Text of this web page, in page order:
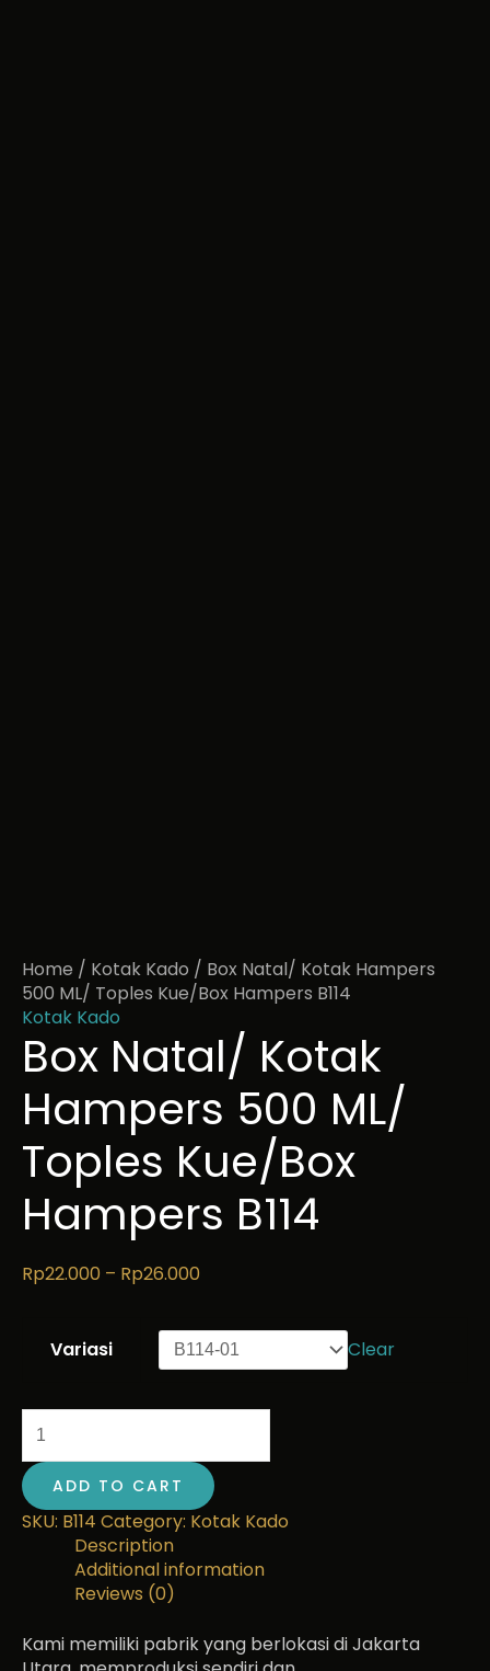
Home / Kotak Kado / Box Natal/ Kotak Hampers
500 ML/ Toples Kue/Box Hampers B114
Kotak Kado
Box Natal/ Kotak
Hampers 500 ML/
Toples Kue/Box
Hampers B114
Rp22.000 – Rp26.000
Variasi Clear
ADD TO CART
SKU: B114 Category: Kotak Kado
Description
Additional information
Reviews (0)
Kami memiliki pabrik yang berlokasi di Jakarta